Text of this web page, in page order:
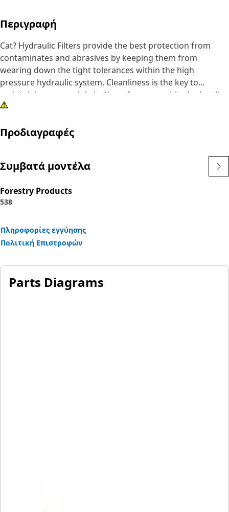
Περιγραφή
Cat? Hydraulic Filters provide the best protection from
contaminates and abrasives by keeping them from
wearing down the tight tolerances within the high
pressure hydraulic system. Cleanliness is the key to
maintaining proper lubrication of your sensitive hydraulic
system.
Προδιαγραφές
Συμβατά μοντέλα
Forestry Products
538
Πληροφορίες εγγύησης
Πολιτική Επιστροφών
Parts Diagrams